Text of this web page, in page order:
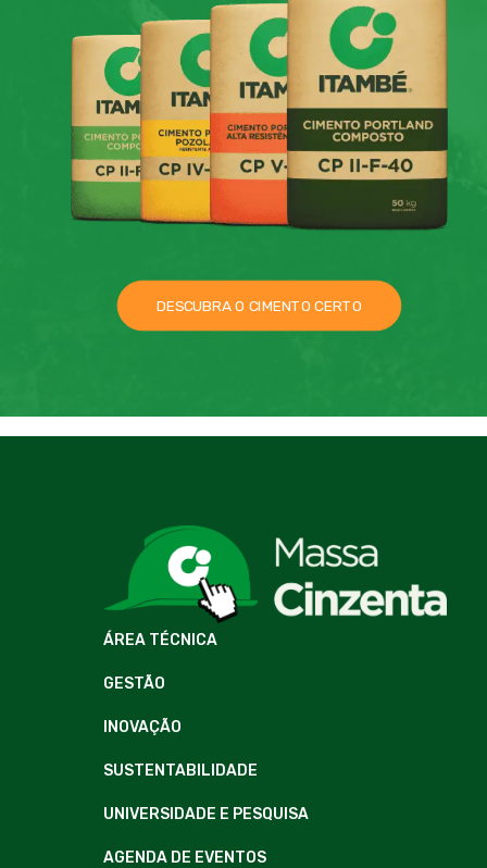
DESCUBRA O CIMENTO CERTO
ÁREA TÉCNICA
GESTÃO
INOVAÇÃO
SUSTENTABILIDADE
UNIVERSIDADE E PESQUISA
AGENDA DE EVENTOS